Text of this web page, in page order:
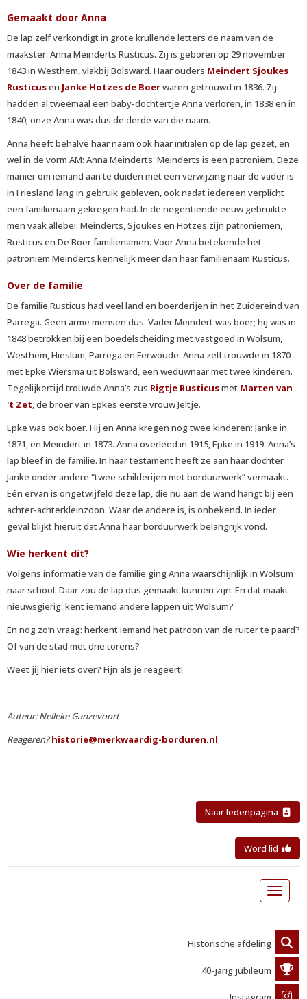
Gemaakt door Anna
De lap zelf verkondigt in grote krullende letters de naam van de
maakster: Anna Meinderts Rusticus. Zij is geboren op 29 november
1843 in Westhem, vlakbij Bolsward. Haar ouders Meindert Sjoukes
Rusticusen Janke Hotzes de Boerwaren getrouwd in 1836. Zij
hadden al tweemaal een baby-dochtertje Anna verloren, in 1838 en in
1840; onze Anna was dus de derde van die naam.
Anna heeft behalve haar naam ook haar initialen op de lap gezet, en
wel in de vorm AM: Anna Meinderts. Meinderts is een patroniem. Deze
manier om iemand aan te duiden met een verwijzing naar de vader is
in Friesland lang in gebruik gebleven, ook nadat iedereen verplicht
een familienaam gekregen had. In de negentiende eeuw gebruikte
men vaak allebei: Meinderts, Sjoukes en Hotzes zijn patroniemen,
Rusticus en De Boer familienamen. Voor Anna betekende het
patroniem Meinderts kennelijk meer dan haar familienaam Rusticus.
Over de familie
De familie Rusticus had veel land en boerderijen in het Zuidereind van
Parrega. Geen arme mensen dus. Vader Meindert was boer; hij was in
1848 betrokken bij een boedelscheiding met vastgoed in Wolsum,
Westhem, Hieslum, Parrega en Ferwoude. Anna zelf trouwde in 1870
met Epke Wiersma uit Bolsward, een weduwnaar met twee kinderen.
Tegelijkertijd trouwde Anna’s zus Rigtje Rusticusmet Marten van
't Zet, de broer van Epkes eerste vrouw Jeltje.
Epke was ook boer. Hij en Anna kregen nog twee kinderen: Janke in
1871, en Meindert in 1873. Anna overleed in 1915, Epke in 1919. Anna’s
lap bleef in de familie. In haar testament heeft ze aan haar dochter
Janke onder andere “twee schilderijen met borduurwerk” vermaakt.
Eén ervan is ongetwijfeld deze lap, die nu aan de wand hangt bij een
achter-achterkleinzoon. Waar de andere is, is onbekend. In ieder
geval blijkt hieruit dat Anna haar borduurwerk belangrijk vond.
Wie herkent dit?
Volgens informatie van de familie ging Anna waarschijnlijk in Wolsum
naar school. Daar zou de lap dus gemaakt kunnen zijn. En dat maakt
nieuwsgierig: kent iemand andere lappen uit Wolsum?
En nog zo’n vraag: herkent iemand het patroon van de ruiter te paard?
Of van de stad met drie torens?
Weet jij hier iets over? Fijn als je reageert!
Auteur: Nelleke Ganzevoort
Reageren?eirotsih@merkwaardig-borduren.nl
Naar ledenpagina
Word lid
Toggle
Historische afdeling
40-jarig jubileum